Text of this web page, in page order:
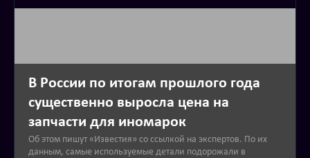
В России по итогам прошлого года
существенно выросла цена на
запчасти для иномарок
Об этом пишут «Известия» со ссылкой на экспертов. По их
данным, самые используемые детали подорожали в